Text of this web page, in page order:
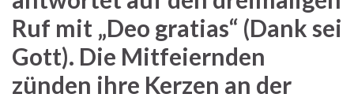
Ruf mit „Deo gratias“ (Dank sei
Gott). Die Mitfeiernden
zünden ihre Kerzen an der